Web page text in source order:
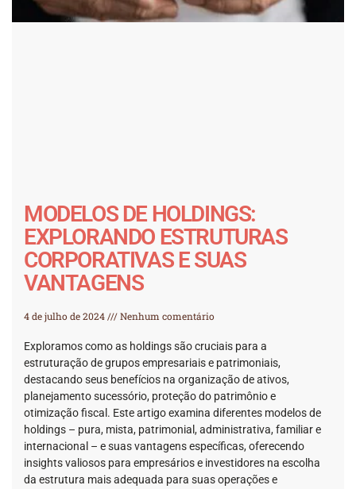
MODELOS DE HOLDINGS:
EXPLORANDO ESTRUTURAS
CORPORATIVAS E SUAS
VANTAGENS
4 de julho de 2024 Nenhum comentário
Exploramos como as holdings são cruciais para a
estruturação de grupos empresariais e patrimoniais,
destacando seus benefícios na organização de ativos,
planejamento sucessório, proteção do patrimônio e
otimização fiscal. Este artigo examina diferentes modelos de
holdings – pura, mista, patrimonial, administrativa, familiar e
internacional – e suas vantagens específicas, oferecendo
insights valiosos para empresários e investidores na escolha
da estrutura mais adequada para suas operações e